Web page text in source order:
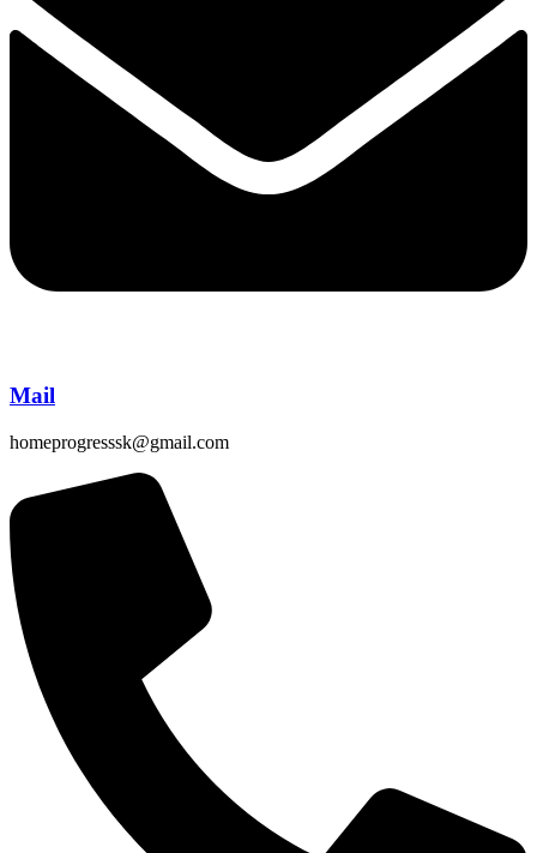
Mail
homeprogresssk@gmail.com